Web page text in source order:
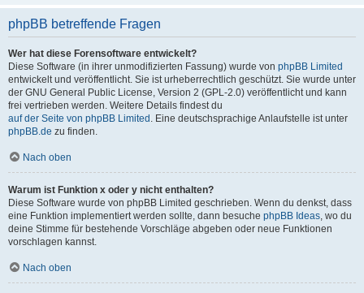
phpBB betreffende Fragen
Wer hat diese Forensoftware entwickelt?
Diese Software (in ihrer unmodifizierten Fassung) wurde von phpBB Limited
entwickelt und veröffentlicht. Sie ist urheberrechtlich geschützt. Sie wurde unter
der GNU General Public License, Version 2 (GPL-2.0) veröffentlicht und kann
frei vertrieben werden. Weitere Details findest du
auf der Seite von phpBB Limited . Eine deutschsprachige Anlaufstelle ist unter
phpBB.de zu finden.
Nach oben
Warum ist Funktion x oder y nicht enthalten?
Diese Software wurde von phpBB Limited geschrieben. Wenn du denkst, dass
eine Funktion implementiert werden sollte, dann besuche phpBB Ideas , wo du
deine Stimme für bestehende Vorschläge abgeben oder neue Funktionen
vorschlagen kannst.
Nach oben